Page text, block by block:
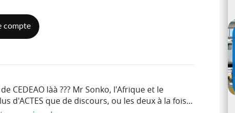
compte
CEDEAO làà ??? Mr Sonko, l'Afrique et le
d'ACTES que de discours, ou les deux à la fois...